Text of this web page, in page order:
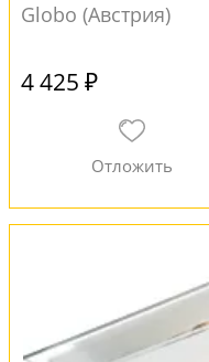
Globo (Австрия)
4 425 ₽